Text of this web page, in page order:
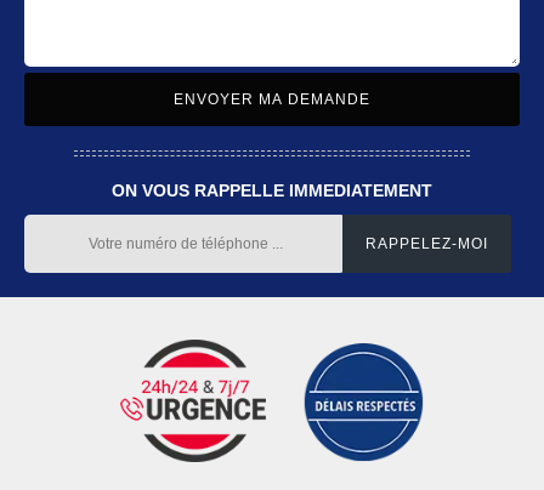
ON VOUS RAPPELLE IMMEDIATEMENT